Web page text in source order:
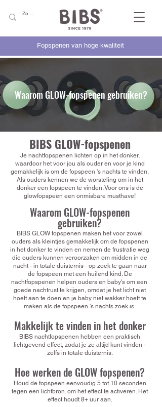
Fopspenen van hoge kwaliteit
Waarom GLOW-fopspenen gebruiken?
BIBS GLOW-fopspenen
Je nachtfopspenen lichten op in het donker,
waardoor het voor jou als ouder en voor je kind
gemakkelijk is om de fopspeen 's nachts te vinden.
Als ouders kennen we de worsteling om in het
donker een fopspeen te vinden. Voor ons is de
glowfopspeen een onmisbare musthave!
Waarom GLOW-fopspenen
gebruiken?
BIBS GLOW fopspenen maken het voor zowel
ouders als kleintjes gemakkelijk om de fopspenen
in het donker te vinden en nemen de frustratie weg
die ouders kunnen veroorzaken om midden in de
nacht - in totale duisternis - op zoek te gaan naar
de fopspeen met een huilend kind. De
nachtfopspenen helpen ouders en baby's om een ​​
goede nachtrust te krijgen, omdat je het licht niet
hoeft aan te doen en je baby niet wakker hoeft te
maken als de fopspeen 's nachts zoek is.
Makkelijk te vinden in het donker
BIBS nachtfopspenen hebben een praktisch
lichtgevend effect, zodat je ze altijd kunt vinden -
zelfs in totale duisternis.
Hoe werken de GLOW fopspenen?
Houd de fopspeen eenvoudig 5 tot 10 seconden
tegen een lichtbron. om het effect te activeren. Het
effect houdt 8+ uur aan.